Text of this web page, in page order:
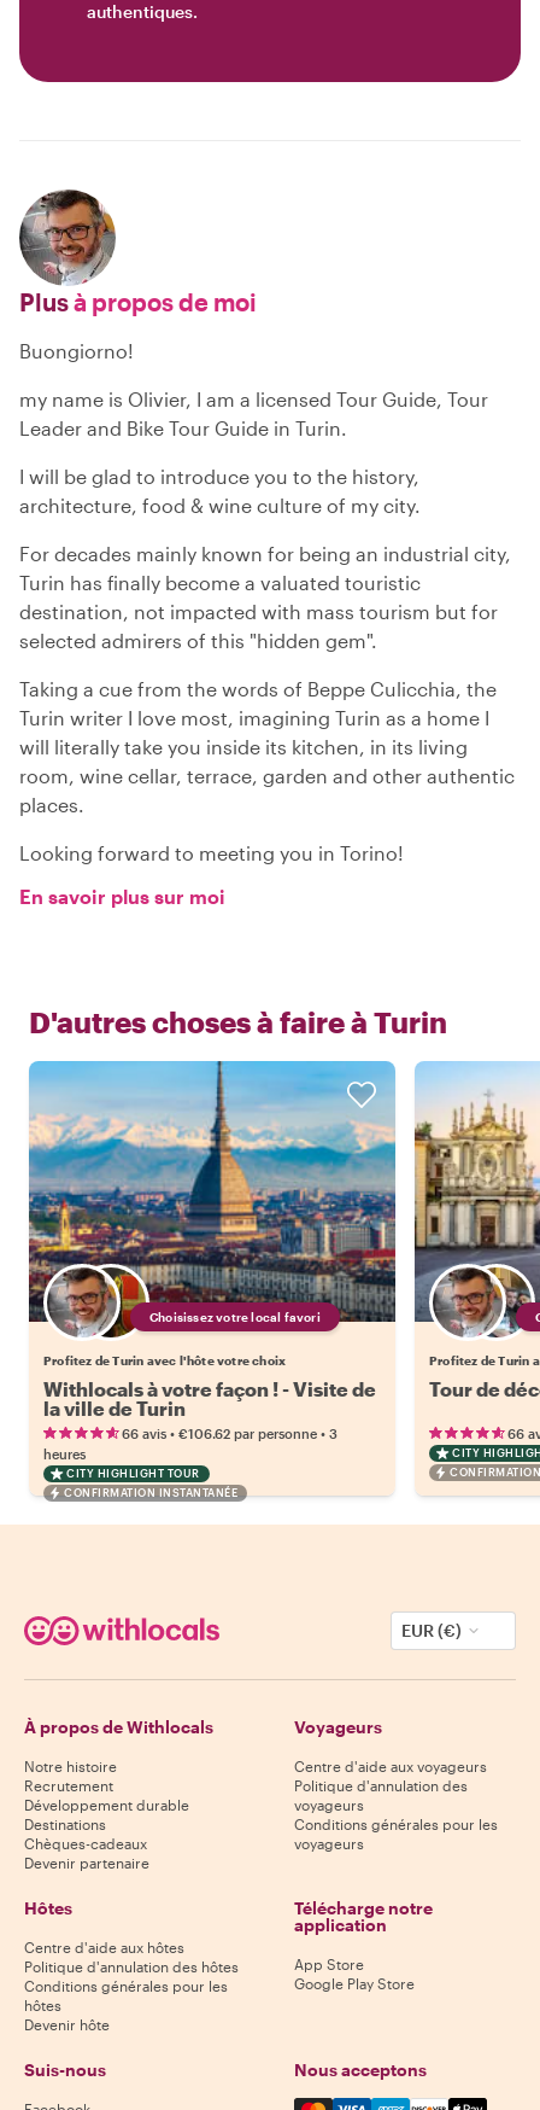
authentiques.
Plusà propos de moi
Buongiorno!
my name is Olivier, I am a licensed Tour Guide, Tour
Leader and Bike Tour Guide in Turin.
I will be glad to introduce you to the history,
architecture, food & wine culture of my city.
For decades mainly known for being an industrial city,
Turin has finally become a valuated touristic
destination, not impacted with mass tourism but for
selected admirers of this "hidden gem".
Taking a cue from the words of Beppe Culicchia, the
Turin writer I love most, imagining Turin as a home I
will literally take you inside its kitchen, in its living
room, wine cellar, terrace, garden and other authentic
places.
Looking forward to meeting you in Torino!
En savoir plus sur moi
D'autres choses à faire à Turin
Choisissez votre local favori
Profitez de Turin avec l'hôte votre choix
Withlocals à votre façon ! - Visite de
la ville de Turin
66 avis • €106.62 par personne • 3
heures
CITY HIGHLIGHT TOUR
CONFIRMATION INSTANTANÉE
Profitez de Turin
Tour de
66
CITY
EUR (€)
À propos de Withlocals
Notre histoire
Recrutement
Développement durable
Destinations
Chèques-cadeaux
Devenir partenaire
Voyageurs
Centre d'aide aux voyageurs
Politique d'annulation des
voyageurs
Conditions générales pour les
voyageurs
Hôtes
Centre d'aide aux hôtes
Politique d'annulation des hôtes
Conditions générales pour les
hôtes
Devenir hôte
Télécharge notre
application
App Store
Google Play Store
Suis-nous Nous acceptons